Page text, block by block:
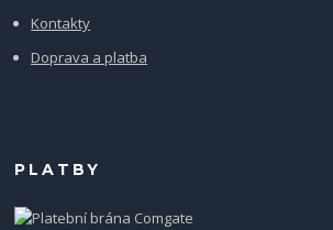
Kontakty
Doprava a platba
PLATBY